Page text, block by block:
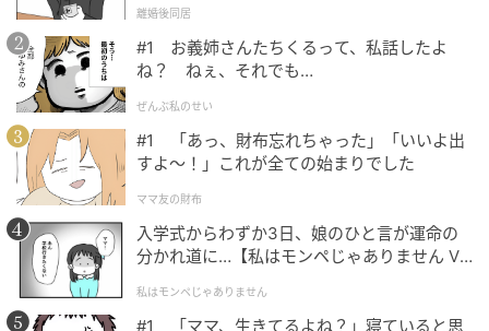
離婚後同居
#1 お義姉さんたちくるって、私話したよ
ね？ ねぇ、それでも…
ぜんぶ私のせい
#1 「あっ、財布忘れちゃった」「いいよ出
すよ〜！」これが全ての始まりでした
ママ友の財布
入学式からわずか3日、娘のひと言が運命の
分かれ道に…【私はモンペじゃありません Vo
私はモンペじゃありません
#1 「ママ、生きてるよね？」寝ていると思